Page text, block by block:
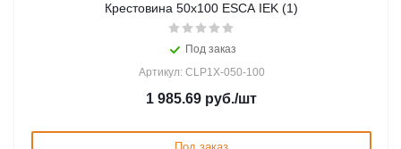
Крестовина 50х100 ESCA IEK (1)
Под заказ
Артикул: CLP1X-050-100
1 985.69 руб./шт